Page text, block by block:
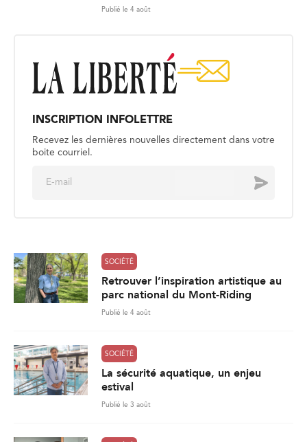
Publié le 4 août
INSCRIPTION INFOLETTRE
Recevez les dernières nouvelles directement dans votre
boite courriel.
Envoyer
SOCIÉTÉ
Retrouver l’inspiration artistique au
parc national du Mont-Riding
Publié le 4 août
SOCIÉTÉ
La sécurité aquatique, un enjeu
estival
Publié le 3 août